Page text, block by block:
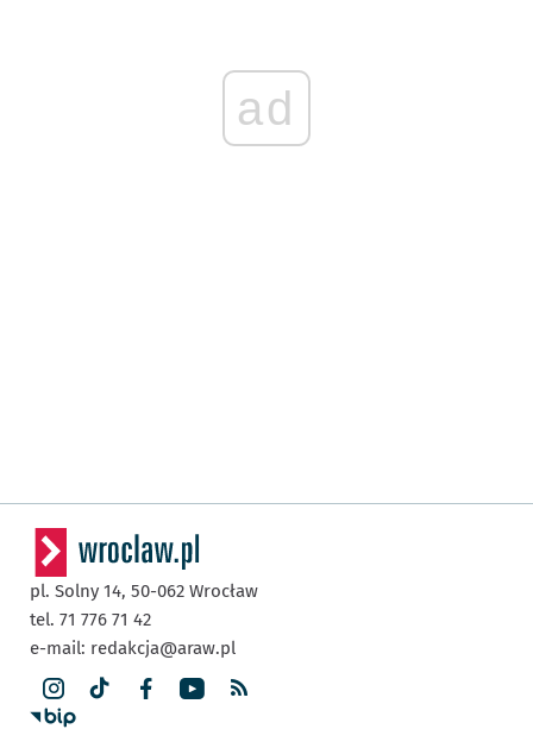
ad
pl. Solny 14, 50-062 Wrocław
tel. 71 776 71 42
e-mail: redakcja@araw.pl